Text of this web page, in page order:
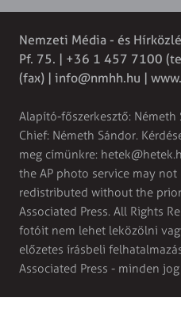
Nemzeti Média - és
Pf. 75. | +36 1 457 7100
(fax) | info@nmhh.hu |
Alapító-főszerkesztő:
Chief: Németh Sándor.
meg címünkre:
the AP photo service may
redistributed without the
Associated Press. All Rights
fotóit nem lehet leközölni
előzetes írásbeli
Associated Press - minden